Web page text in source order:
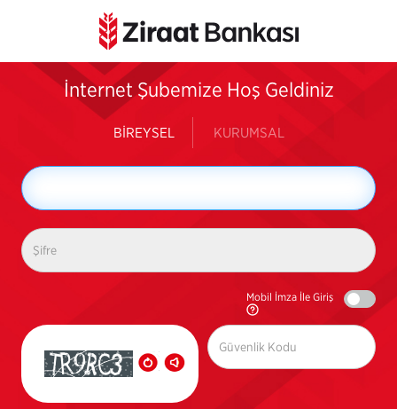
İnternet Şubemize Hoş Geldiniz
BİREYSEL KURUMSAL
Mobil İmza İle Giriş